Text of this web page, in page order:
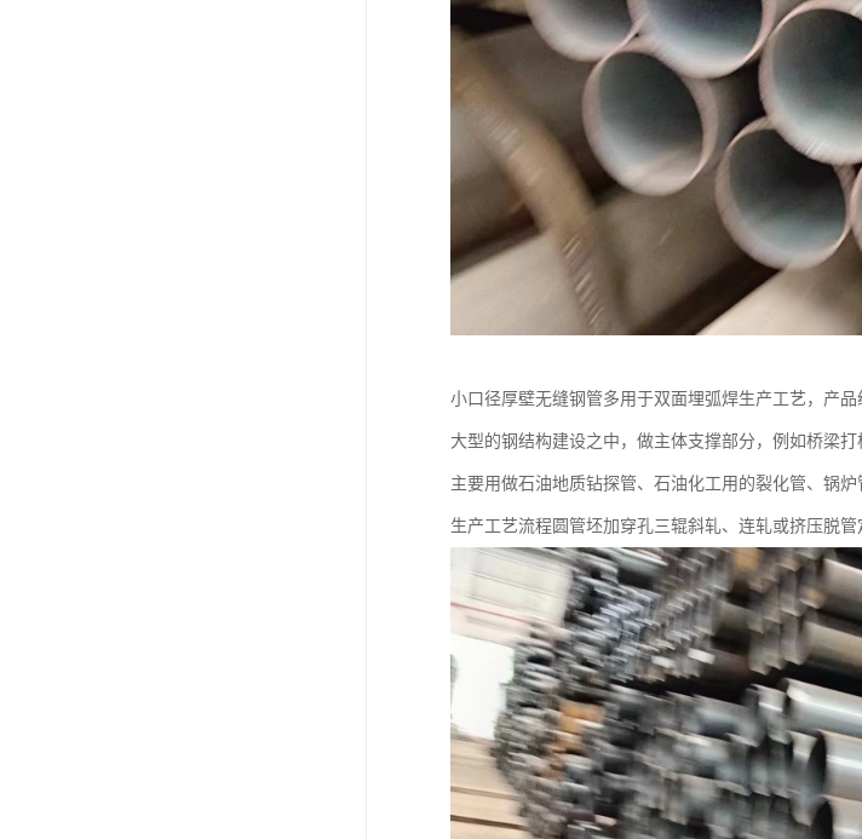
小口径厚壁无缝钢管多用于双面埋弧焊生产工艺，产
大型的钢结构建设之中，做主体支撑部分，例如桥梁打
主要用做石油地质钻探管、石油化工用的裂化管、锅
生产工艺流程圆管坯加穿孔三辊斜轧、连轧或挤压脱